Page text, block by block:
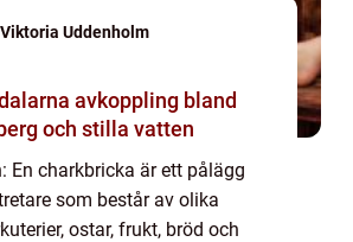
Viktoria Uddenholm
bland
och stilla vatten
En charkbricka är ett pålägg
som består av olika
ostar, frukt, bröd och